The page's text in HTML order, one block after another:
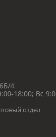
4
18:00; Вс
отдел